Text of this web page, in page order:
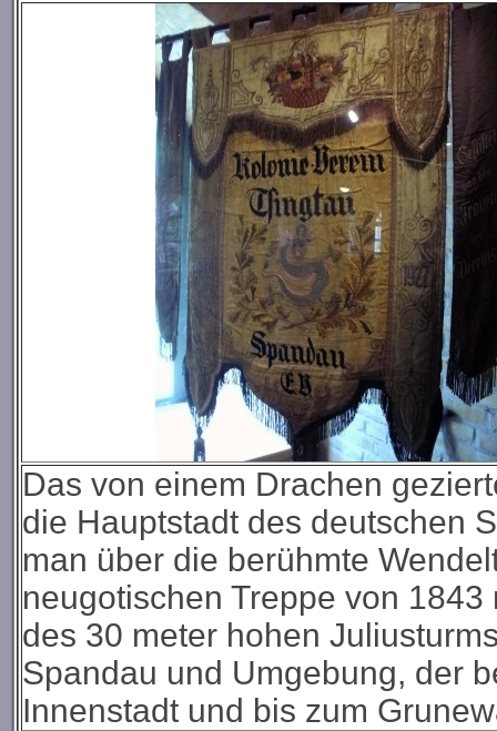
Das von einem Drachen
die Hauptstadt des deutschen
man über die berühmte
neugotischen Treppe von
des 30 meter hohen
Spandau und Umgebung, der
Innenstadt und bis zum